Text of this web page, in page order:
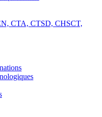
CTA, CTSD, CHSCT,